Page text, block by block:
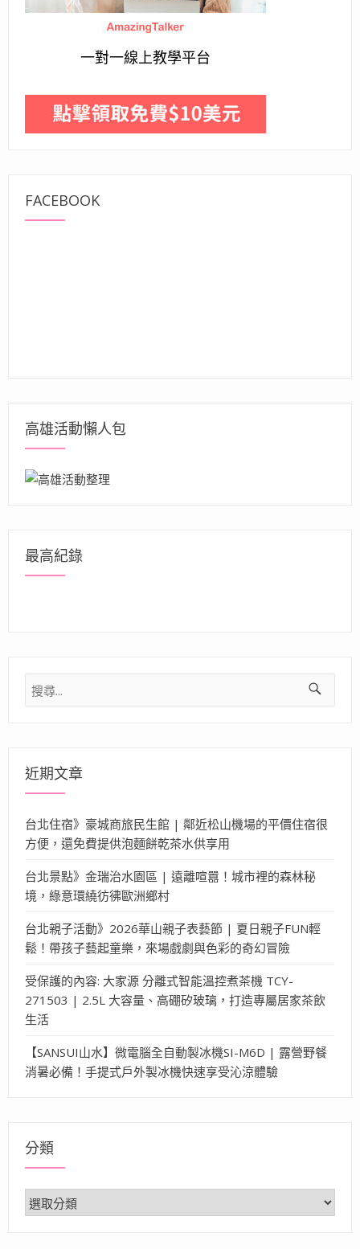
一對一線上教學平台
FACEBOOK
高雄活動懶人包
最高紀錄
搜
尋
近期文章
台北住宿》豪城商旅民生館 | 鄰近松山機場的平價住宿很
方便，還免費提供泡麵餅乾茶水供享用
台北景點》金瑞治水園區 | 遠離喧囂！城市裡的森林秘
境，綠意環繞彷彿歐洲鄉村
台北親子活動》2026華山親子表藝節 | 夏日親子FUN輕
鬆！帶孩子藝起童樂，來場戲劇與色彩的奇幻冒險
受保護的內容: 大家源 分離式智能溫控煮茶機 TCY-
271503 | 2.5L 大容量、高硼矽玻璃，打造專屬居家茶飲
生活
【SANSUI山水】微電腦全自動製冰機SI-M6D | 露營野餐
消暑必備！手提式戶外製冰機快速享受沁涼體驗
分類
分
類